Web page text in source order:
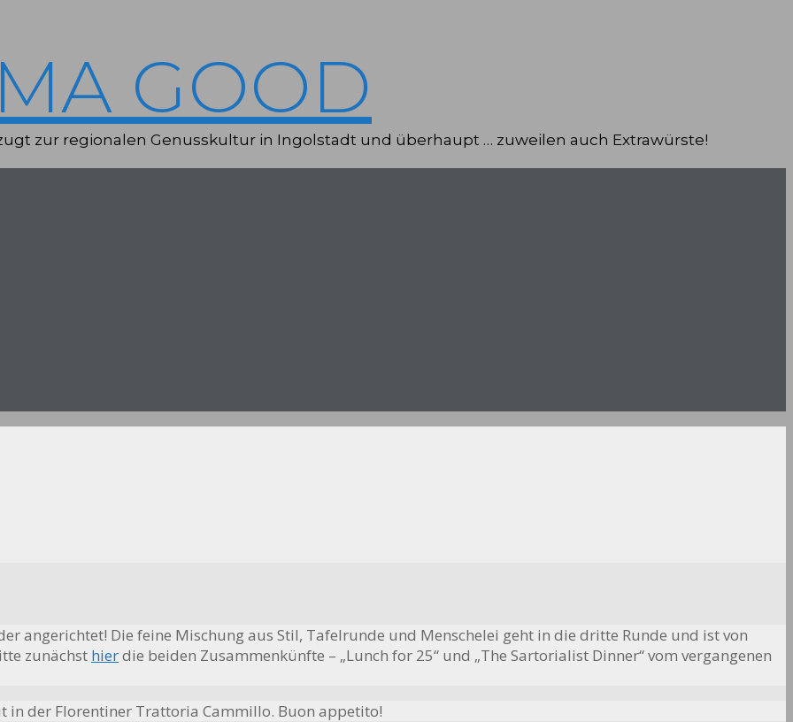
GOOD
zur regionalen Genusskultur in Ingolstadt und überhaupt … zuweilen auch Extrawürste!
angerichtet! Die feine Mischung aus Stil, Tafelrunde und Menschelei geht in die dritte Runde und ist von
zunächst hierdie beiden Zusammenkünfte – „Lunch for 25“ und „The Sartorialist Dinner“ vom vergangenen
in der Florentiner Trattoria Cammillo. Buon appetito!